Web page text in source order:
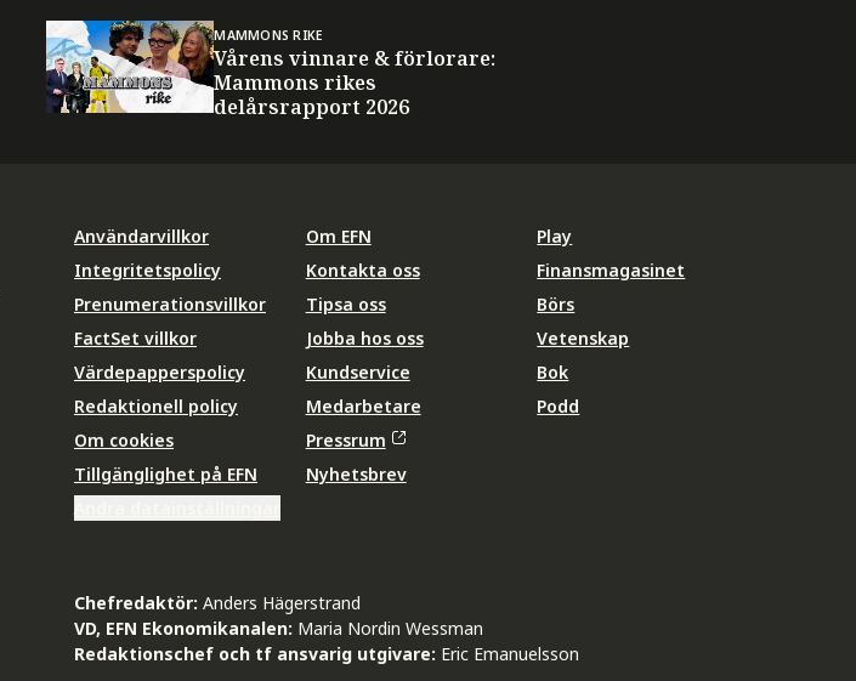
MAMMONS RIKE
Vårens vinnare & förlorare:
Mammons rikes
delårsrapport 2026
Användarvillkor
Integritetspolicy
Prenumerationsvillkor
FactSet villkor
Värdepapperspolicy
Redaktionell policy
Om cookies
Tillgänglighet på EFN
Om EFN
Kontakta oss
Tipsa oss
Jobba hos oss
Kundservice
Medarbetare
Pressrum
Nyhetsbrev
Play
Finansmagasinet
Börs
Vetenskap
Bok
Podd
Chefredaktör: Anders Hägerstrand
VD, EFN Ekonomikanalen: Maria Nordin Wessman
Redaktionschef och tf ansvarig utgivare: Eric Emanuelsson